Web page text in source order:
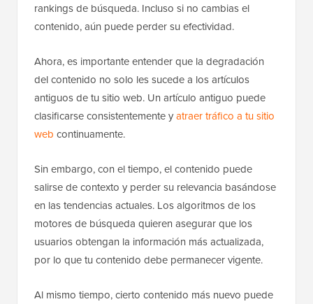
rankings de búsqueda. Incluso si no cambias el
contenido, aún puede perder su efectividad.
Ahora, es importante entender que la degradación
del contenido no solo les sucede a los artículos
antiguos de tu sitio web. Un artículo antiguo puede
clasificarse consistentemente yatraer tráfico a tu sitio
web continuamente.
Sin embargo, con el tiempo, el contenido puede
salirse de contexto y perder su relevancia basándose
en las tendencias actuales. Los algoritmos de los
motores de búsqueda quieren asegurar que los
usuarios obtengan la información más actualizada,
por lo que tu contenido debe permanecer vigente.
Al mismo tiempo, cierto contenido más nuevo puede